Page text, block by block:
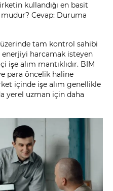
kullandığı en basit
mudur? Cevap: Duruma
tam kontrol sahibi
harcamak isteyen
alım mantıklıdır. BIM
para öncelik haline
içinde işe alım genellikle
yerel uzman için daha